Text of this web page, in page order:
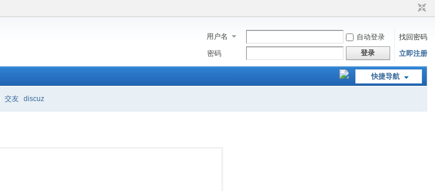
用户名 自动登录
找回密码
密码
登录 立即注册
快捷导航
交友 discuz